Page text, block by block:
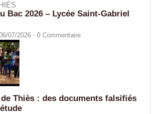
Bac 2026 – Lycée Saint-Gabriel
07/2026 - 0 Commentaire
Thiès : des documents falsifiés